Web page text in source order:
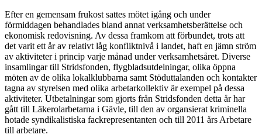
Efter en gemensam frukost sattes mötet igång och under
förmiddagen behandlades bland annat verksamhetsberättelse och
ekonomisk redovisning. Av dessa framkom att förbundet, trots att
det varit ett år av relativt låg konfliktnivå i landet, haft en jämn ström
av aktiviteter i princip varje månad under verksamhetsåret. Diverse
insamlingar till Stridsfonden, flygbladsutdelningar, olika öppna
möten av de olika lokalklubbarna samt Stöduttalanden och kontakter
tagna av styrelsen med olika arbetarkollektiv är exempel på dessa
aktiviteter. Utbetalningar som gjorts från Stridsfonden detta år har
gått till Läkerolarbetarna i Gävle, till den av organsierat kriminella
hotade syndikalistiska fackrepresentanten och till 2011 års Arbetare
till arbetare.